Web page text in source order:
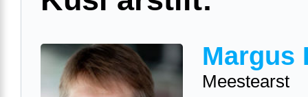
Margus
Meestearst